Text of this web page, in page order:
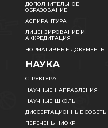
ДОПОЛНИТЕЛЬНОЕ
ОБРАЗОВАНИЕ
АСПИРАНТУРА
ЛИЦЕНЗИРОВАНИЕ И
АККРЕДИТАЦИЯ
НОРМАТИВНЫЕ ДОКУМЕНТЫ
НАУКА
СТРУКТУРА
НАУЧНЫЕ НАПРАВЛЕНИЯ
НАУЧНЫЕ ШКОЛЫ
ДИССЕРТАЦИОННЫЕ СОВЕТЫ
ПЕРЕЧЕНЬ НИОКР